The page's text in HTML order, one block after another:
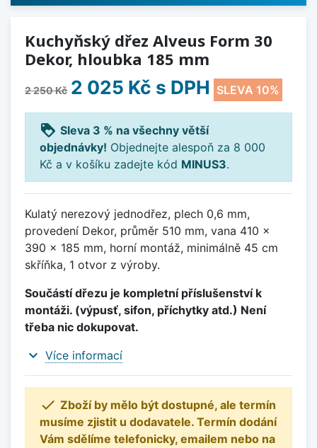
Kuchyňský dřez Alveus Form 30
Dekor, hloubka 185 mm
2 250 Kč 2 025 Kč s DPH SLEVA 10%
loyalty Sleva 3 % na všechny větší
objednávky! Objednejte alespoň za 8 000
Kč a v košíku zadejte kód MINUS3.
Kulatý nerezový jednodřez, plech 0,6 mm,
provedení Dekor, průměr 510 mm, vana 410 x
390 x 185 mm, horní montáž, minimálně 45 cm
skříňka, 1 otvor z výroby.
Součástí dřezu je kompletní příslušenství k
montáži. (výpusť, sifon, příchytky atd.) Není
třeba nic dokupovat.
expand_more Více informací
 Zboží by mělo být dostupné, ale termín
musíme zjistit u dodavatele. Termín dodání
Vám sdělíme telefonicky, emailem nebo na